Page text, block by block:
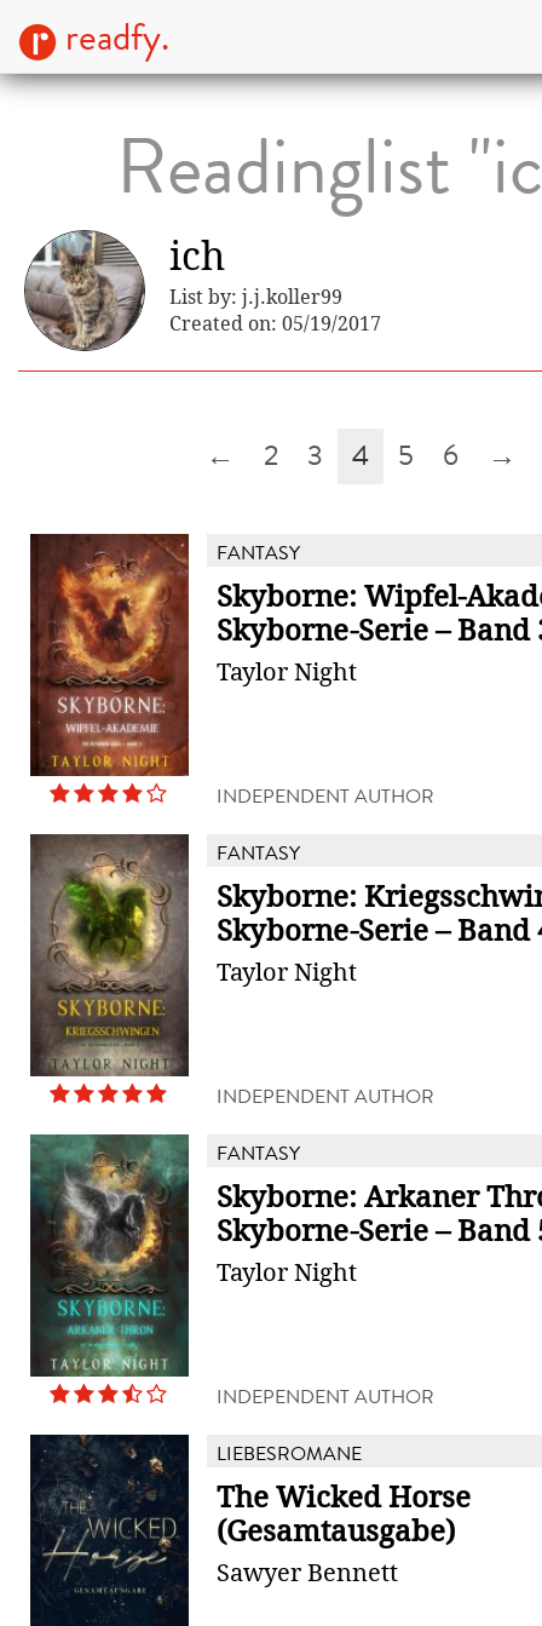
readfy.
Readinglist
ich
List by: j.j.koller99
Created on: 05/19/2017
← 2 3 4 5 6 →
FANTASY
Skyborne: Wipfel-
Skyborne-Serie – Band
Taylor Night
INDEPENDENT AUTHOR
FANTASY
Skyborne:
Skyborne-Serie – Band
Taylor Night
INDEPENDENT AUTHOR
FANTASY
Skyborne: Arkaner
Skyborne-Serie – Band
Taylor Night
INDEPENDENT AUTHOR
LIEBESROMANE
The Wicked Horse
(Gesamtausgabe)
Sawyer Bennett